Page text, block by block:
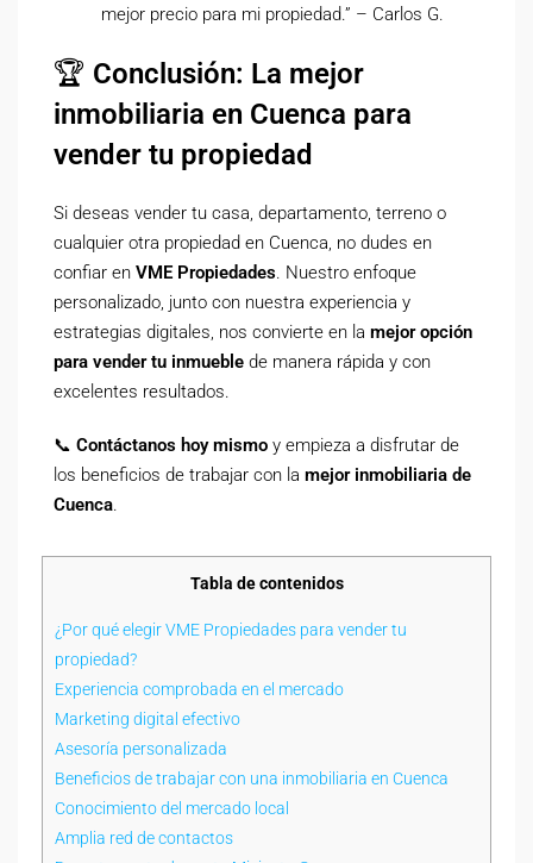
mejor precio para mi propiedad.” – Carlos G.
🏆 Conclusión: La mejor
inmobiliaria en Cuenca para
vender tu propiedad
Si deseas vender tu casa, departamento, terreno o
cualquier otra propiedad en Cuenca, no dudes en
confiar en VME Propiedades. Nuestro enfoque
personalizado, junto con nuestra experiencia y
estrategias digitales, nos convierte en la mejor opción
para vender tu inmueble de manera rápida y con
excelentes resultados.
📞 Contáctanos hoy mismo y empieza a disfrutar de
los beneficios de trabajar con la mejor inmobiliaria de
Cuenca.
Tabla de contenidos
¿Por qué elegir VME Propiedades para vender tu
propiedad?
Experiencia comprobada en el mercado
Marketing digital efectivo
Asesoría personalizada
Beneficios de trabajar con una inmobiliaria en Cuenca
Conocimiento del mercado local
Amplia red de contactos